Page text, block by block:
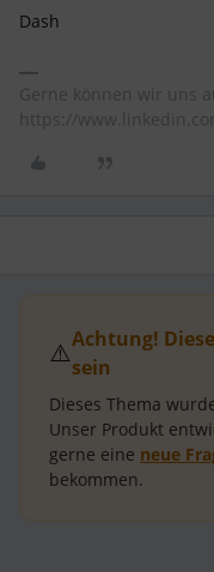
Dash
Gerne können wir uns
https://
⚠️Achtung!
sein
Dieses Thema
Unser Produkt
gerne eine neue
bekommen.